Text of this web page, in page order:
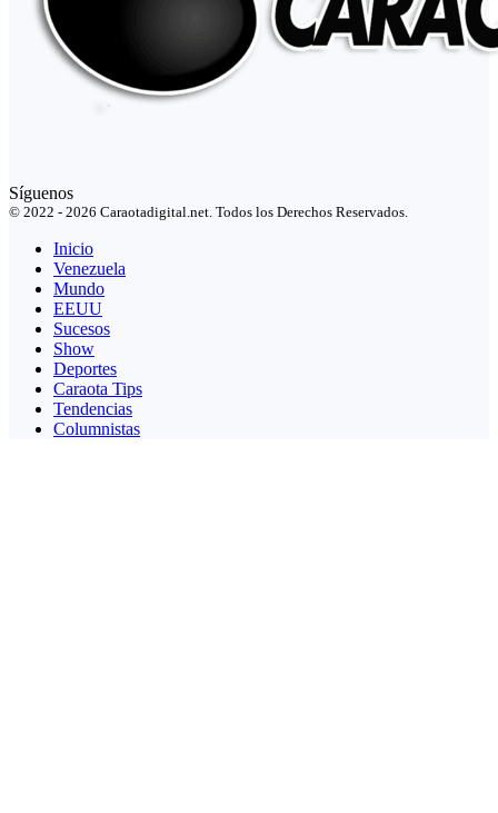
Síguenos
© 2022 - 2026 Caraotadigital.net. Todos los Derechos Reservados.
Inicio
Venezuela
Mundo
EEUU
Sucesos
Show
Deportes
Caraota Tips
Tendencias
Columnistas